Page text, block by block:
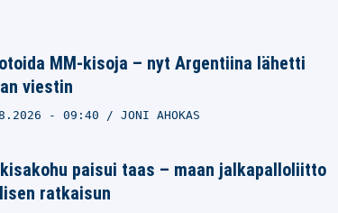
MM-kisoja – nyt Argentiina lähetti
viestin
- 09:40 JONI AHOKAS
paisui taas – maan jalkapalloliitto
ratkaisun